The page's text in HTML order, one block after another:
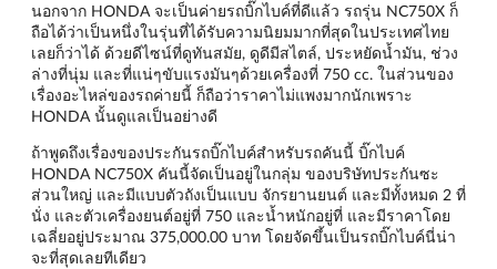
นอกจาก HONDA จะเป็นค่ายรถบิ๊กไบค์ที่ดีแล้ว รถรุ่น NC750X ก็
ถือได้ว่าเป็นหนึ่งในรุ่นที่ได้รับความนิยมมากที่สุดในประเทศไทย
เลยก็ว่าได้ ด้วยดีไซน์ที่ดูทันสมัย, ดูดีมีสไตล์, ประหยัดน้ำมัน, ช่วง
ล่างที่นุ่ม และที่แน่ๆขับแรงมันๆด้วยเครื่องที่ 750 cc. ในส่วนของ
เรื่องอะไหล่ของรถค่ายนี้ ก็ถือว่าราคาไม่แพงมากนักเพราะ
HONDA นั้นดูแลเป็นอย่างดี
ถ้าพูดถึงเรื่องของประกันรถบิ๊กไบค์สำหรับรถคันนี้ บิ๊กไบค์
HONDA NC750X คันนี้จัดเป็นอยู่ในกลุ่ม ของบริษัทประกันซะ
ส่วนใหญ่ และมีแบบตัวถังเป็นแบบ จักรยานยนต์ และมีทั้งหมด 2 ที่
นั่ง และตัวเครื่องยนต์อยู่ที่ 750 และน้ำหนักอยู่ที่ และมีราคาโดย
เฉลี่ยอยู่ประมาณ 375,000.00 บาท โดยจัดขึ้นเป็นรถบิ๊กไบค์นี่น่า
จะที่สุดเลยทีเดียว